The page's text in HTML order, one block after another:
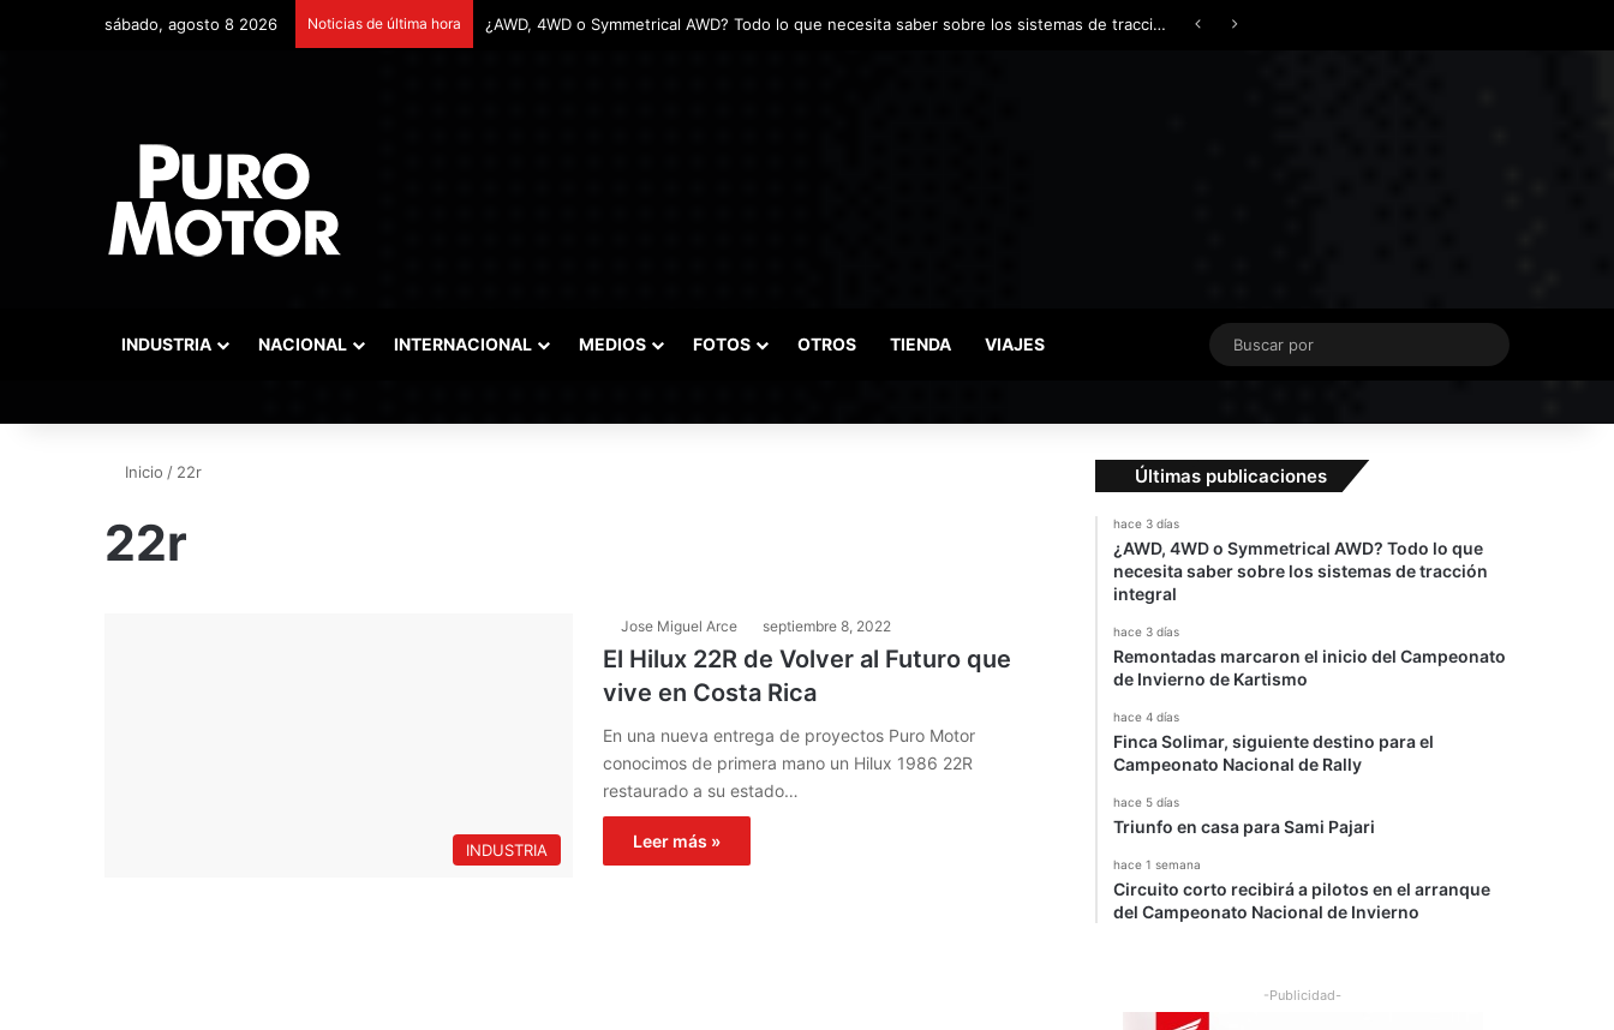
sábado, agosto 8 2026 Noticias de última hora ¿AWD, 4WD o Symmetrical AWD? Todo lo que necesita saber sobre los sistemas de tracción integral
INDUSTRIA NACIONAL INTERNACIONAL MEDIOS FOTOS OTROS TIENDA VIAJES
Buscar
Inicio / 22r
22r
INDUSTRIA
Jose Miguel Arce septiembre 8, 2022
El Hilux 22R de Volver al Futuro que
vive en Costa Rica
En una nueva entrega de proyectos Puro Motor
conocimos de primera mano un Hilux 1986 22R
restaurado a su estado…
Leer más »
Últimas publicaciones
hace 3 días
¿AWD, 4WD o Symmetrical AWD? Todo lo que
necesita saber sobre los sistemas de tracción
integral
hace 3 días
Remontadas marcaron el inicio del Campeonato
de Invierno de Kartismo
hace 4 días
Finca Solimar, siguiente destino para el
Campeonato Nacional de Rally
hace 5 días
Triunfo en casa para Sami Pajari
hace 1 semana
Circuito corto recibirá a pilotos en el arranque
del Campeonato Nacional de Invierno
-Publicidad-